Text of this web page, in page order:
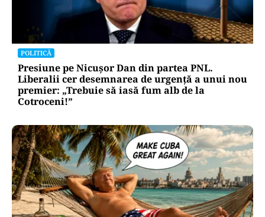
POLITICĂ
Presiune pe Nicușor Dan din partea PNL.
Liberalii cer desemnarea de urgență a unui nou
premier: „Trebuie să iasă fum alb de la
Cotroceni!”